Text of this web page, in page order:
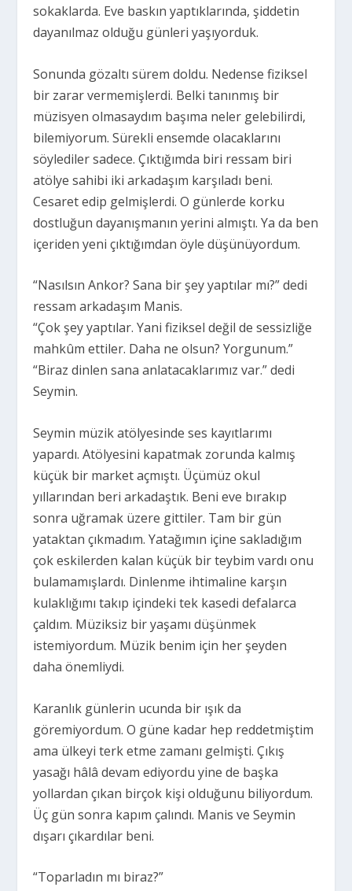
sokaklarda. Eve baskın yaptıklarında, şiddetin
dayanılmaz olduğu günleri yaşıyorduk.
Sonunda gözaltı sürem doldu. Nedense fiziksel
bir zarar vermemişlerdi. Belki tanınmış bir
müzisyen olmasaydım başıma neler gelebilirdi,
bilemiyorum. Sürekli ensemde olacaklarını
söylediler sadece. Çıktığımda biri ressam biri
atölye sahibi iki arkadaşım karşıladı beni.
Cesaret edip gelmişlerdi. O günlerde korku
dostluğun dayanışmanın yerini almıştı. Ya da ben
içeriden yeni çıktığımdan öyle düşünüyordum.
“Nasılsın Ankor? Sana bir şey yaptılar mı?” dedi
ressam arkadaşım Manis.
“Çok şey yaptılar. Yani fiziksel değil de sessizliğe
mahkûm ettiler. Daha ne olsun? Yorgunum.”
“Biraz dinlen sana anlatacaklarımız var.” dedi
Seymin.
Seymin müzik atölyesinde ses kayıtlarımı
yapardı. Atölyesini kapatmak zorunda kalmış
küçük bir market açmıştı. Üçümüz okul
yıllarından beri arkadaştık. Beni eve bırakıp
sonra uğramak üzere gittiler. Tam bir gün
yataktan çıkmadım. Yatağımın içine sakladığım
çok eskilerden kalan küçük bir teybim vardı onu
bulamamışlardı. Dinlenme ihtimaline karşın
kulaklığımı takıp içindeki tek kasedi defalarca
çaldım. Müziksiz bir yaşamı düşünmek
istemiyordum. Müzik benim için her şeyden
daha önemliydi.
Karanlık günlerin ucunda bir ışık da
göremiyordum. O güne kadar hep reddetmiştim
ama ülkeyi terk etme zamanı gelmişti. Çıkış
yasağı hâlâ devam ediyordu yine de başka
yollardan çıkan birçok kişi olduğunu biliyordum.
Üç gün sonra kapım çalındı. Manis ve Seymin
dışarı çıkardılar beni.
“Toparladın mı biraz?”